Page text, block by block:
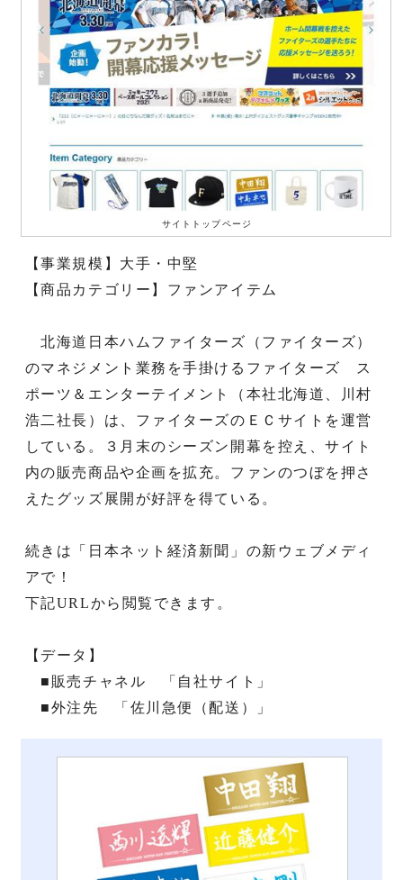
サイトトップページ
【事業規模】大手・中堅
【商品カテゴリー】ファンアイテム
北海道日本ハムファイターズ（ファイターズ）
のマネジメント業務を手掛けるファイターズ ス
ポーツ＆エンターテイメント（本社北海道、川村
浩二社長）は、ファイターズのＥＣサイトを運営
している。３月末のシーズン開幕を控え、サイト
内の販売商品や企画を拡充。ファンのつぼを押さ
えたグッズ展開が好評を得ている。
続きは「日本ネット経済新聞」の新ウェブメディ
アで！
下記URLから閲覧できます。
【データ】
■販売チャネル 「自社サイト」
■外注先 「佐川急便（配送）」